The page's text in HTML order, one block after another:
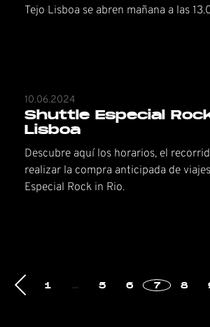
Tejo Lisboa se abren mañana a las
10.06.2024
Shuttle Especial
Lisboa
Descubre aquí los horarios, el
realizar la compra anticipada de
Especial Rock in Rio.
1 … 5 6 7 8